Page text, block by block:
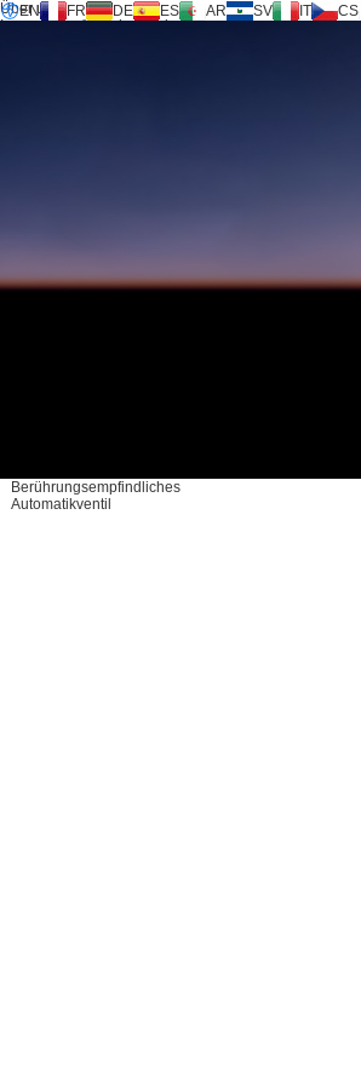
Über uns
Inversilence®-Technologie
EN FR DE ES AR SV IT CS
Berührungsempfindliches
Automatikventil